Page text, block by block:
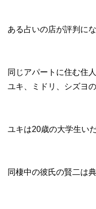
ある占いの店が評判にな
同じアパートに住む住
ユキ、ミドリ、シズヨ
ユキは20歳の大学生いだ
同棲中の彼氏の賢二は